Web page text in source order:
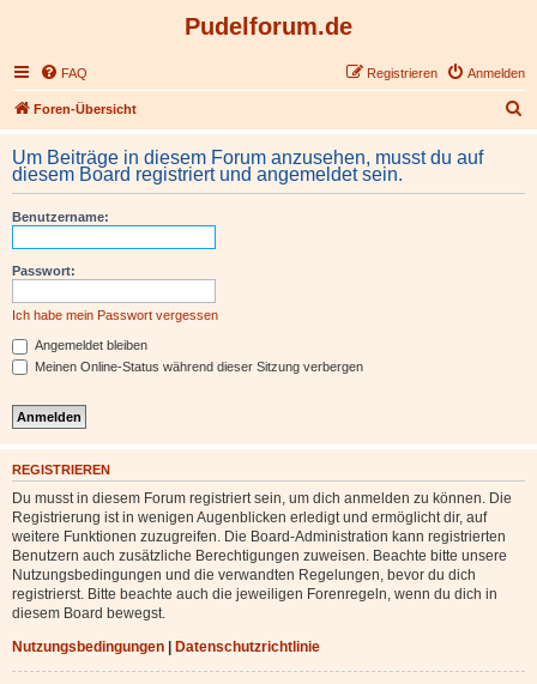
Pudelforum.de
FAQ Anmelden
Registrieren
Foren-Übersicht
u
h
Um Beiträge in diesem Forum anzusehen, musst du auf
diesem Board registriert und angemeldet sein.
Benutzername:
Passwort:
Ich habe mein Passwort vergessen
Angemeldet bleiben
Meinen Online-Status während dieser Sitzung verbergen
REGISTRIEREN
Du musst in diesem Forum registriert sein, um dich anmelden zu können. Die
Registrierung ist in wenigen Augenblicken erledigt und ermöglicht dir, auf
weitere Funktionen zuzugreifen. Die Board-Administration kann registrierten
Benutzern auch zusätzliche Berechtigungen zuweisen. Beachte bitte unsere
Nutzungsbedingungen und die verwandten Regelungen, bevor du dich
registrierst. Bitte beachte auch die jeweiligen Forenregeln, wenn du dich in
diesem Board bewegst.
Nutzungsbedingungen | Datenschutzrichtlinie